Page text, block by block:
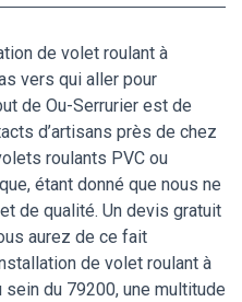
de volet roulant à
vers qui aller pour
de Ou-Serrurier est de
d’artisans près de chez
roulants PVC ou
étant donné que nous ne
de qualité. Un devis gratuit
aurez de ce fait
de volet roulant à
du 79200, une multitude